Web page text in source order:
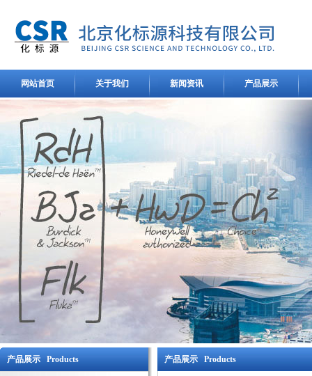
网站首页 关于我们 新闻资讯 产品展示
产品展示 Products 产品展示 Products